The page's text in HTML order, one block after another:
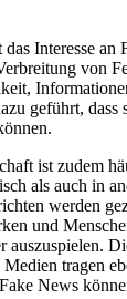
Interesse an
von
geführt, dass
ist zudem
als auch in
werden
und
auszuspielen.
tragen
News